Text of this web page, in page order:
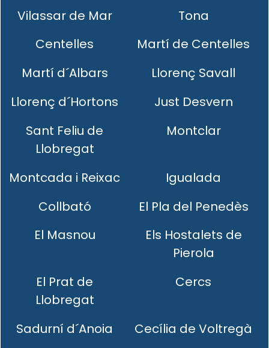
Vilassar de Mar
Tona
Centelles
Martí de Centelles
Martí d´Albars
Llorenç Savall
Llorenç d´Hortons
Just Desvern
Sant Feliu de
Llobregat
Montclar
Montcada i Reixac
Igualada
Collbató
El Pla del Penedès
El Masnou
Els Hostalets de
Pierola
El Prat de
Llobregat
Cercs
Sadurní d´Anoia
Cecília de Voltregà